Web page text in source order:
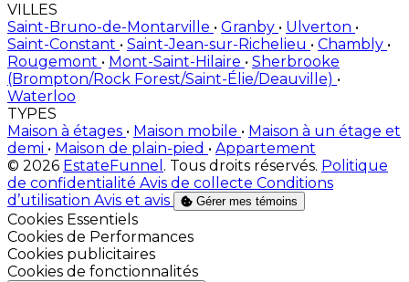
VILLES
Saint-Bruno-de-Montarville • Granby • Ulverton •
Saint-Constant • Saint-Jean-sur-Richelieu • Chambly •
Rougemont • Mont-Saint-Hilaire • Sherbrooke
(Brompton/Rock Forest/Saint-Élie/Deauville) •
Waterloo
TYPES
Maison à étages • Maison mobile • Maison à un étage et
demi • Maison de plain-pied • Appartement
© 2026 EstateFunnel . Tous droits réservés. Politique
de confidentialité Avis de collecte Conditions
d’utilisation Avis et avis Gérer mes témoins
Activer
Cookies Essentiels
Activer
Cookies de Performances
Activer
Cookies publicitaires
Activer
Cookies de fonctionnalités